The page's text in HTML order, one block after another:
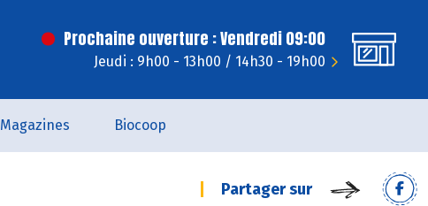
Prochaine ouverture : Vendredi 09:00
Jeudi : 9h00 - 13h00 / 14h30 - 19h00
Magazines Biocoop
Partager sur